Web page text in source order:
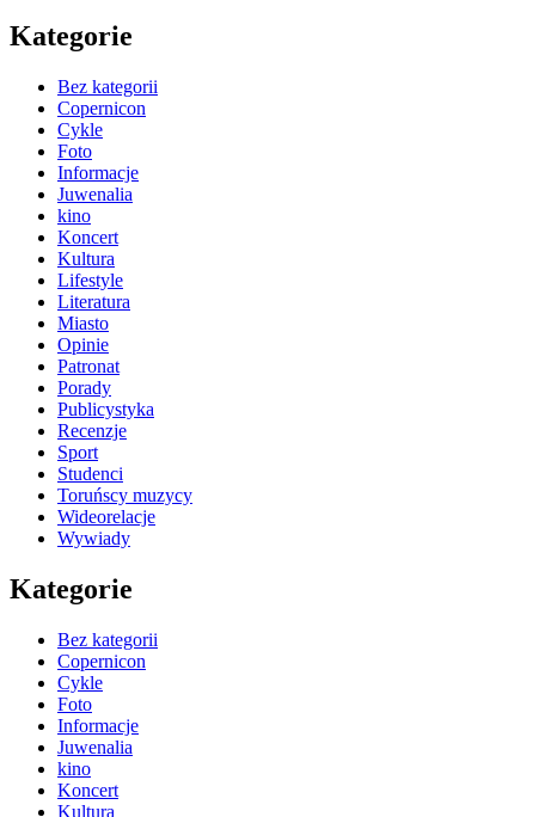
Kategorie
Bez kategorii
Copernicon
Cykle
Foto
Informacje
Juwenalia
kino
Koncert
Kultura
Lifestyle
Literatura
Miasto
Opinie
Patronat
Porady
Publicystyka
Recenzje
Sport
Studenci
Toruńscy muzycy
Wideorelacje
Wywiady
Kategorie
Bez kategorii
Copernicon
Cykle
Foto
Informacje
Juwenalia
kino
Koncert
Kultura